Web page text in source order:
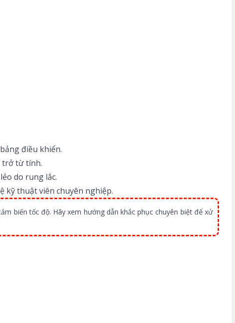
điều khiển.
trở từ tính.
do rung lắc.
kỹ thuật viên chuyên nghiệp.
biến tốc độ. Hãy xem hướng dẫn khắc phục chuyên biệt để xử